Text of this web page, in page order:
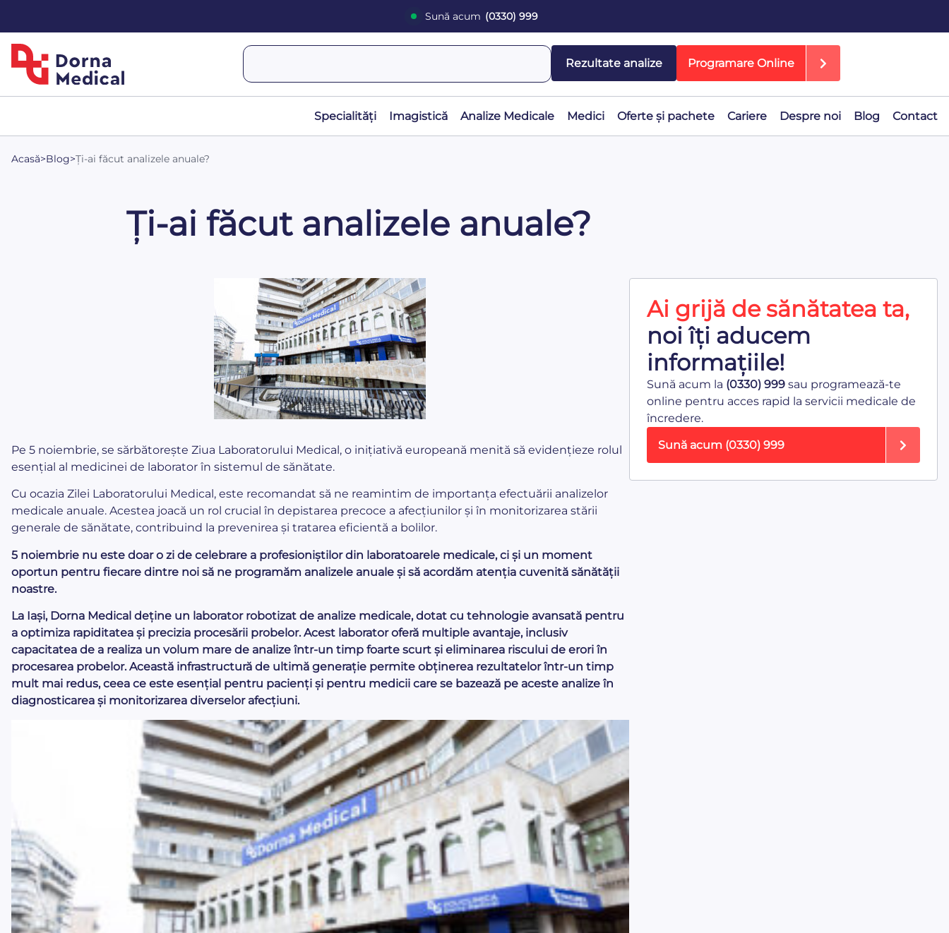
Sună acum (0330) 999
Rezultate analize Programare Online
Specialități Imagistică Analize Medicale Medici Oferte și pachete Cariere Despre noi Blog Contact
Acasă>Blog>Ți-ai făcut analizele anuale?
Ți-ai făcut analizele anuale?
Pe 5 noiembrie, se sărbătorește Ziua Laboratorului Medical, o inițiativă europeană menită să evidențieze rolul
esențial al medicinei de laborator în sistemul de sănătate.
Cu ocazia Zilei Laboratorului Medical, este recomandat să ne reamintim de importanța efectuării analizelor
medicale anuale. Acestea joacă un rol crucial în depistarea precoce a afecțiunilor și în monitorizarea stării
generale de sănătate, contribuind la prevenirea și tratarea eficientă a bolilor.
5 noiembrie nu este doar o zi de celebrare a profesioniștilor din laboratoarele medicale, ci și un moment
oportun pentru fiecare dintre noi să ne programăm analizele anuale și să acordăm atenția cuvenită sănătății
noastre.
La Iași, Dorna Medical deține un laborator robotizat de analize medicale, dotat cu tehnologie avansată pentru
a optimiza rapiditatea și precizia procesării probelor. Acest laborator oferă multiple avantaje, inclusiv
capacitatea de a realiza un volum mare de analize într-un timp foarte scurt și eliminarea riscului de erori în
procesarea probelor. Această infrastructură de ultimă generație permite obținerea rezultatelor într-un timp
mult mai redus, ceea ce este esențial pentru pacienți și pentru medicii care se bazează pe aceste analize în
diagnosticarea și monitorizarea diverselor afecțiuni.
Ai grijă de sănătatea ta,
noi îți aducem
informațiile!
Sună acum la (0330) 999sau programează-te
online pentru acces rapid la servicii medicale de
încredere.
Sună acum (0330) 999